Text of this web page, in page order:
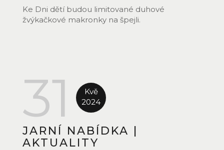
Ke Dni dětí budou limitované duhové
žvýkačkové makronky na špejli.
31
Kvě
2024
JARNÍ NABÍDKA
AKTUALITY